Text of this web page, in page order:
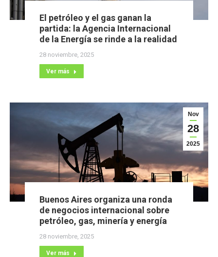
El petróleo y el gas ganan la
partida: la Agencia Internacional
de la Energía se rinde a la realidad
28 noviembre, 2025
Ver más
Nov
28
2025
Buenos Aires organiza una ronda
de negocios internacional sobre
petróleo, gas, minería y energía
28 noviembre, 2025
Ver más